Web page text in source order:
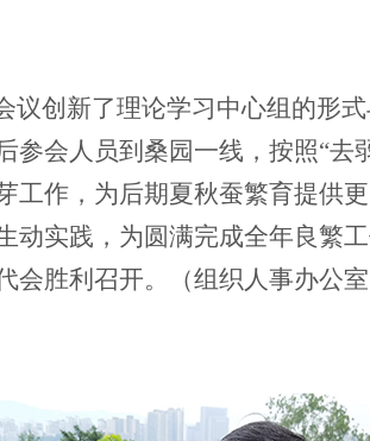
创新了理论学习中心组的形式
参会人员到桑园一线，按照“
工作，为后期夏秋蚕繁育提供
动实践，为圆满完成全年良繁
会胜利召开。（组织人事办公室